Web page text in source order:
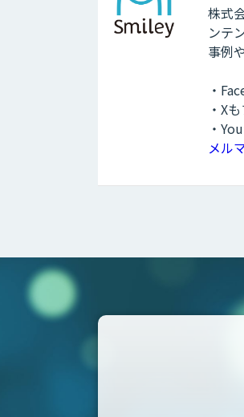
株式
ンテ
事例
・
・X
・
メル